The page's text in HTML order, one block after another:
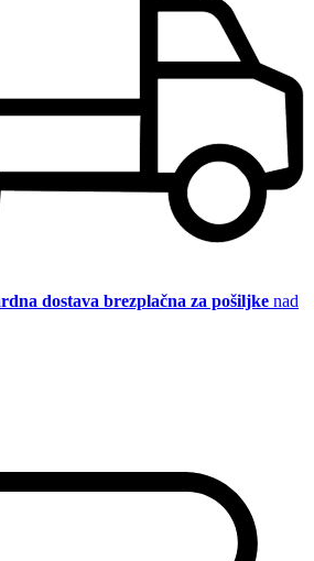
dostava brezplačna za pošiljke nad